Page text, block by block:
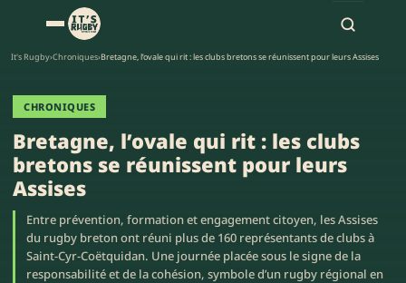
It's Rugby›Chroniques›Bretagne, l’ovale qui rit : les clubs bretons se réunissent pour leurs Assises
CHRONIQUES
Bretagne, l’ovale qui rit : les clubs
bretons se réunissent pour leurs
Assises
Entre prévention, formation et engagement citoyen, les Assises
du rugby breton ont réuni plus de 160 représentants de clubs à
Saint-Cyr-Coëtquidan. Une journée placée sous le signe de la
responsabilité et de la cohésion, symbole d’un rugby régional en